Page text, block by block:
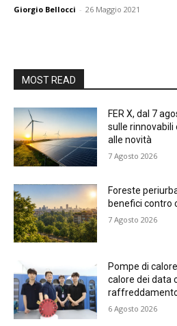
Giorgio Bellocci - 26 Maggio 2021
MOST READ
FER X, dal 7
sulle rinnovabili
alle novità
7 Agosto 2026
Foreste
benefici contro
7 Agosto 2026
Pompe di
calore dei data
6 Agosto 2026